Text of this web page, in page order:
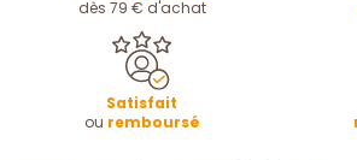
dès 79 € d'achat
Satisfait
ou remboursé